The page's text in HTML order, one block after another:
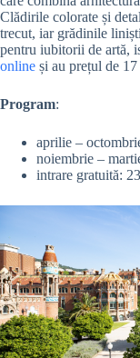
Clădirile colorate și
trecut, iar grădinile
pentru iubitorii de artă,
online și au prețul de 17
Program:
aprilie –
noiembrie –
intrare gratuită: